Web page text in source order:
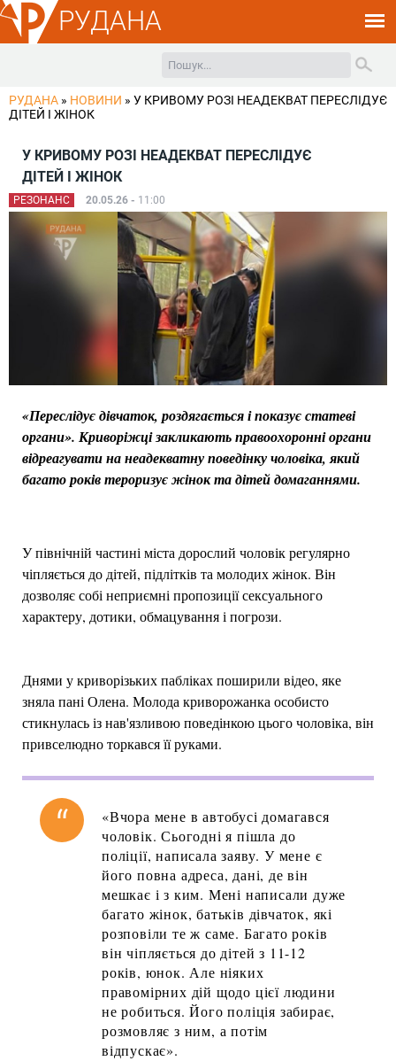
РУДАНА
РУДАНА » НОВИНИ » У КРИВОМУ РОЗІ НЕАДЕКВАТ ПЕРЕСЛІДУЄ
ДІТЕЙ І ЖІНОК
У КРИВОМУ РОЗІ НЕАДЕКВАТ ПЕРЕСЛІДУЄ
ДІТЕЙ І ЖІНОК
РЕЗОНАНС 20.05.26 - 11:00
«Переслідує дівчаток, роздягається і показує статеві
органи». Криворіжці закликають правоохоронні органи
відреагувати на неадекватну поведінку чоловіка, який
багато років тероризує жінок та дітей домаганнями.
У північній частині міста дорослий чоловік регулярно
чіпляється до дітей, підлітків та молодих жінок. Він
дозволяє собі неприємні пропозиції сексуального
характеру, дотики, обмацування і погрози.
Днями у криворізьких пабліках поширили відео, яке
зняла пані Олена. Молода криворожанка особисто
стикнулась із нав'язливою поведінкою цього чоловіка, він
привселюдно торкався її руками.
«Вчора мене в автобусі домагався
чоловік. Сьогодні я пішла до
поліції, написала заяву. У мене є
його повна адреса, дані, де він
мешкає і з ким. Мені написали дуже
багато жінок, батьків дівчаток, які
розповіли те ж саме. Багато років
він чіпляється до дітей з 11-12
років, юнок. Але ніяких
правомірних дій щодо цієї людини
не робиться. Його поліція забирає,
розмовляє з ним, а потім
відпускає».